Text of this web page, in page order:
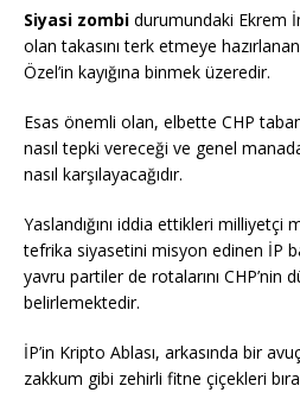
Siyasi zombi durumundaki Ekrem
olan takasını terk etmeye
Özel’in kayığına binmek üzeredir.
Esas önemli olan, elbette CHP
nasıl tepki vereceği ve genel
nasıl karşılayacağıdır.
Yaslandığını iddia ettikleri milliyetçi
tefrika siyasetini misyon edinen İP
yavru partiler de rotalarını CHP’nin
belirlemektedir.
İP’in Kripto Ablası, arkasında bir
zakkum gibi zehirli fitne çiçekleri